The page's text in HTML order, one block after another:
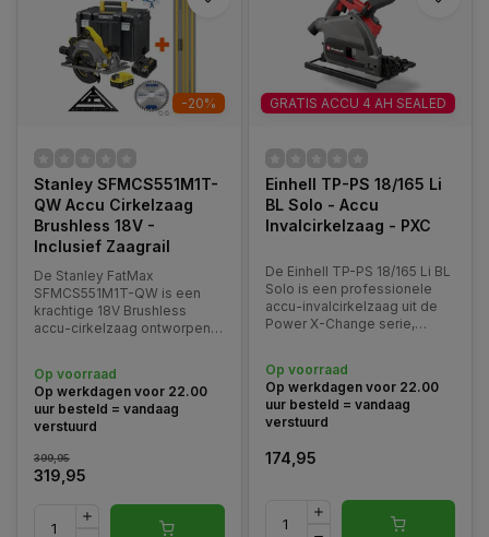
-20%
Stanley SFMCS551M1T-
QW Accu Cirkelzaag
Brushless 18V -
Inclusief Zaagrail
De Stanley FatMax
SFMCS551M1T-QW is een
krachtige 18V Brushless
accu-cirkelzaag ontworpen
zaagblad van 190 mm
Op voorraad
Op werkdagen voor 22.00
uur besteld = vandaag
verstuurd
399,95
319,95
GRATIS ACCU 4 AH SEALED
Einhell TP-PS 18/165 Li
BL Solo - Accu
Invalcirkelzaag - PXC
De Einhell TP-PS 18/165 Li BL
Solo is een professionele
accu-invalcirkelzaag uit de
Power X-Change serie,
hout.
Op voorraad
Op werkdagen voor 22.00
uur besteld = vandaag
verstuurd
174,95